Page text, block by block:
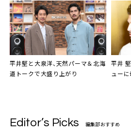
平井堅と 大泉洋、天然パーマ＆北海
道トークで大盛り上がり
平井
ュー
Editor’s Picks 編集部おすすめ